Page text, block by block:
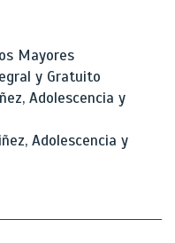
Mayores
y Gratuito
Adolescencia y
Adolescencia y